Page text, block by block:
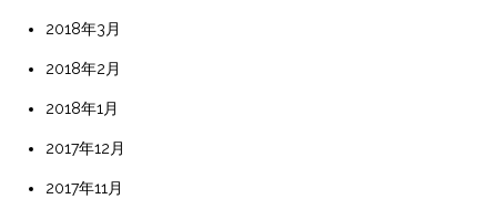
2018年3月
2018年2月
2018年1月
2017年12月
2017年11月